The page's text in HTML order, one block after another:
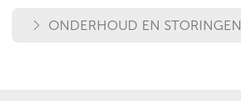
ONDERHOUD EN STORINGEN